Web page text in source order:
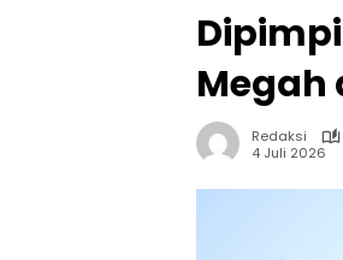
Megah
Redaksi
4 Juli 2026